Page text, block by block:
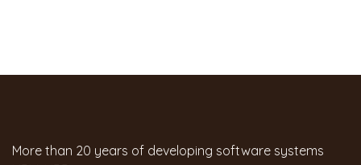
More than 20 years of developing software systems